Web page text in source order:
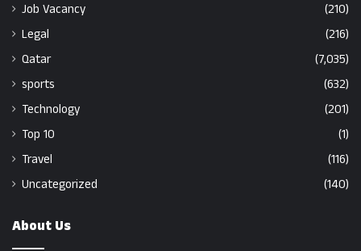
Job Vacancy
(210)
Legal
(216)
Qatar
(7,035)
sports
(632)
Technology
(201)
Top 10
(1)
Travel
(116)
Uncategorized
(140)
About Us